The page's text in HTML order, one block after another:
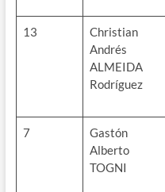
13
Christian
Andrés
ALMEIDA
Rodríguez
7
Gastón
Alberto
TOGNI